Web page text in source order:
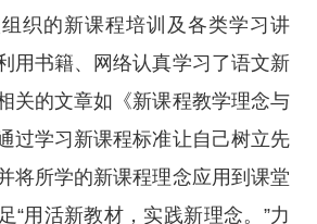
织的新课程培训及各类学习讲
用书籍、网络认真学习了语文新
关的文章如《新课程教学理念与
过学习新课程标准让自己树立先
将所学的新课程理念应用到课堂
“用活新教材，实践新理念。”力